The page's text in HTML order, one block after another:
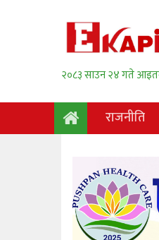
२०८३ साउन २४ गते
राजनीति